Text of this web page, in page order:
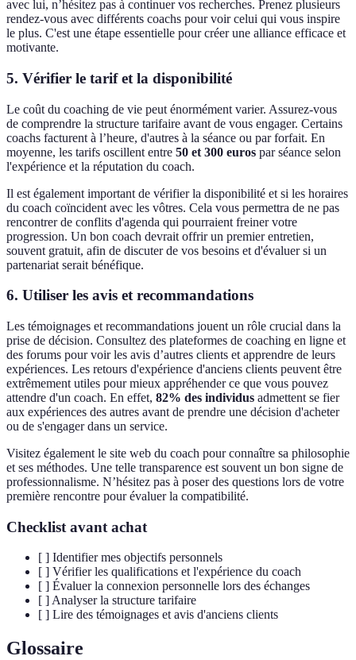
avec lui, n’hésitez pas à continuer vos recherches. Prenez plusieurs
rendez-vous avec différents coachs pour voir celui qui vous inspire
le plus. C'est une étape essentielle pour créer une alliance efficace et
motivante.
5. Vérifier le tarif et la disponibilité
Le coût du coaching de vie peut énormément varier. Assurez-vous
de comprendre la structure tarifaire avant de vous engager. Certains
coachs facturent à l’heure, d'autres à la séance ou par forfait. En
moyenne, les tarifs oscillent entre 50 et 300 euros par séance selon
l'expérience et la réputation du coach.
Il est également important de vérifier la disponibilité et si les horaires
du coach coïncident avec les vôtres. Cela vous permettra de ne pas
rencontrer de conflits d'agenda qui pourraient freiner votre
progression. Un bon coach devrait offrir un premier entretien,
souvent gratuit, afin de discuter de vos besoins et d'évaluer si un
partenariat serait bénéfique.
6. Utiliser les avis et recommandations
Les témoignages et recommandations jouent un rôle crucial dans la
prise de décision. Consultez des plateformes de coaching en ligne et
des forums pour voir les avis d’autres clients et apprendre de leurs
expériences. Les retours d'expérience d'anciens clients peuvent être
extrêmement utiles pour mieux appréhender ce que vous pouvez
attendre d'un coach. En effet, 82% des individus admettent se fier
aux expériences des autres avant de prendre une décision d'acheter
ou de s'engager dans un service.
Visitez également le site web du coach pour connaître sa philosophie
et ses méthodes. Une telle transparence est souvent un bon signe de
professionnalisme. N’hésitez pas à poser des questions lors de votre
première rencontre pour évaluer la compatibilité.
Checklist avant achat
[ ] Identifier mes objectifs personnels
[ ] Vérifier les qualifications et l'expérience du coach
[ ] Évaluer la connexion personnelle lors des échanges
[ ] Analyser la structure tarifaire
[ ] Lire des témoignages et avis d'anciens clients
Glossaire